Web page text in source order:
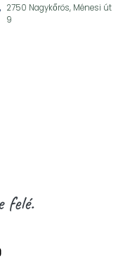
felé.
2750 Nagykőrös, Ménesi út
9